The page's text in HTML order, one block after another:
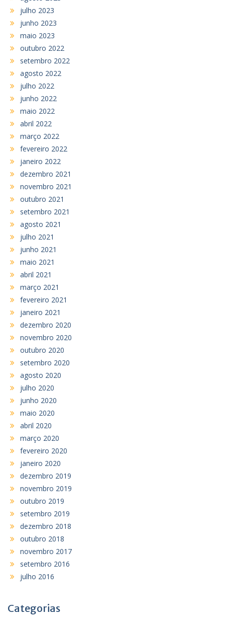
julho 2023
junho 2023
maio 2023
outubro 2022
setembro 2022
agosto 2022
julho 2022
junho 2022
maio 2022
abril 2022
março 2022
fevereiro 2022
janeiro 2022
dezembro 2021
novembro 2021
outubro 2021
setembro 2021
agosto 2021
julho 2021
junho 2021
maio 2021
abril 2021
março 2021
fevereiro 2021
janeiro 2021
dezembro 2020
novembro 2020
outubro 2020
setembro 2020
agosto 2020
julho 2020
junho 2020
maio 2020
abril 2020
março 2020
fevereiro 2020
janeiro 2020
dezembro 2019
novembro 2019
outubro 2019
setembro 2019
dezembro 2018
outubro 2018
novembro 2017
setembro 2016
julho 2016
Categorias